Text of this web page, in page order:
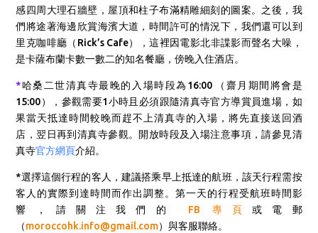
感四周大理石牆壁，屋頂和柱子布滿精雕細刻的圖案。之後，我
們將途著海邊欣賞海濱大道，時間許可的情況下，我們還可以到
里克咖啡廳（Rick’s Cafe），這裡因電影北非諜影而聲名大噪，
是卡薩布蘭卡數一數二的知名餐廳，傍晚入住酒店。
*哈桑二世清真寺最晚的入場時段為16:00 （齋月期間將會是
15:00），參觀需要1小時且必須跟隨清真寺官方導賞員進場，如
果當天抵達時間較晚而趕不上清真寺的入場，將先直接送回酒
店，翌日再到清真寺參觀。開放時段及入場注意事項，請參見清
真寺官方網頁介紹。
*選擇這個行程的客人，建議搭乘早上抵達的航班，該天行程需按
客人的實際到達時間而作出調整。第一天的行程受航班時間影
響，請關注我們的
FB 專頁或電郵
（moroccohk.info@gmail.com）與客服聯絡。